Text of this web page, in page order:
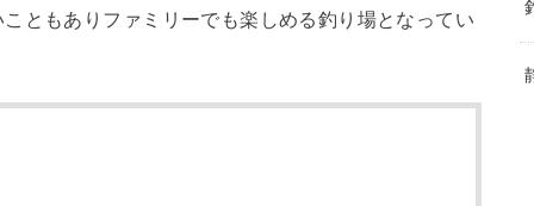
ともありファミリーでも楽しめる釣り場となってい